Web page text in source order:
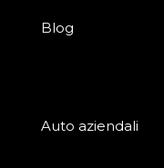
Blog
Auto aziendali